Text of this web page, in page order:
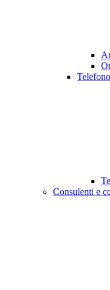
Consulenti e